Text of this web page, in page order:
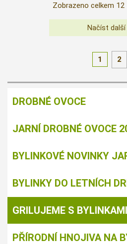
Zobrazeno celkem 12
1 2
DROBNÉ OVOCE
JARNÍ DROBNÉ OVOCE
BYLINKOVÉ NOVINKY
BYLINKY DO LETNÍCH
GRILUJEME S BYLINKAMI
PŘÍRODNÍ HNOJIVA NA